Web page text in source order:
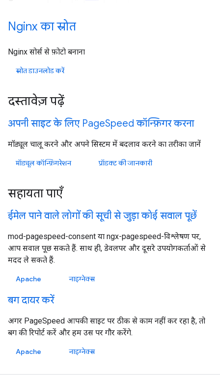
Nginx का स्रोत
Nginx सोर्स से फ़ोटो बनाना
स्रोत डाउनलोड करें
दस्तावेज़ पढ़ें
अपनी साइट के लिए PageSpeed कॉन्फ़िगर करना
मॉड्यूल चालू करने और अपने सिस्टम में बदलाव करने का तरीका जानें
मॉड्यूल कॉन्फ़िगरेशन प्रॉडक्ट की जानकारी
सहायता पाएँ
ईमेल पाने वाले लोगों की सूची से जुड़ा कोई सवाल पूछें
mod-pagespeed-consent या ngx-pagespeed-विश्लेषण पर,
आप सवाल पूछ सकते हैं. साथ ही, डेवलपर और दूसरे उपयोगकर्ताओं से
मदद ले सकते हैं.
Apache नाइग्नेक्स
बग दायर करें
अगर PageSpeed आपकी साइट पर ठीक से काम नहीं कर रहा है, तो
बग की रिपोर्ट करें और हम उस पर गौर करेंगे.
Apache नाइग्नेक्स